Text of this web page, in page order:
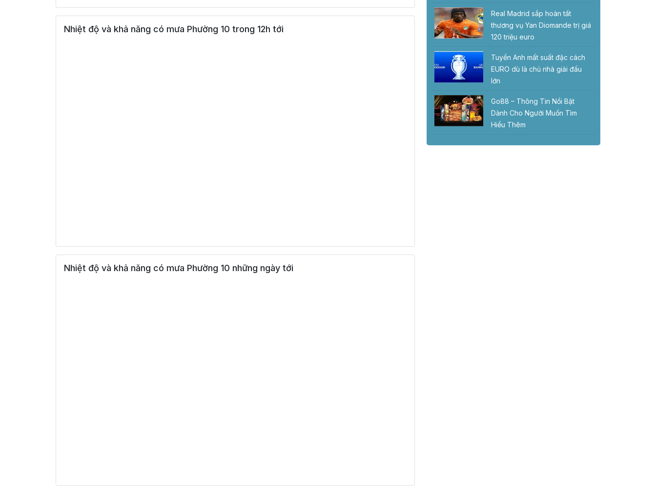
Nhiệt độ và khả năng có mưa Phường 10 trong 12h tới
Nhiệt độ và khả năng có mưa Phường 10 những ngày tới
Real Madrid sắp hoàn tất
thương vụ Yan Diomande trị giá
120 triệu euro
Tuyển Anh mất suất đặc cách
EURO dù là chủ nhà giải đấu
lớn
Go88 – Thông Tin Nổi Bật
Dành Cho Người Muốn Tìm
Hiểu Thêm